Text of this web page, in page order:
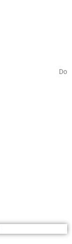
Do